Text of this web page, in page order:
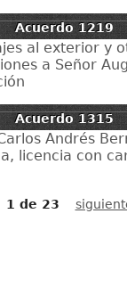
Acuerdo 1219
al exterior y
a Señor
Acuerdo 1315
Andrés
licencia con
1 de 23